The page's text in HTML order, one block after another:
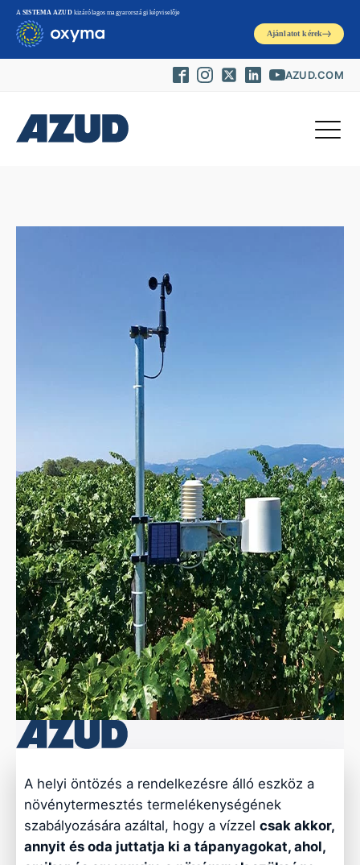
ASISTEMA AZUDkizárólagos magyarországi képviselője
Ajánlatot kérek
AZUD.COM
A helyi öntözés a rendelkezésre álló eszköz a
növénytermesztés termelékenységének
szabályozására azáltal, hogy a vízzel csak akkor,
annyit és oda juttatja ki a tápanyagokat, ahol,